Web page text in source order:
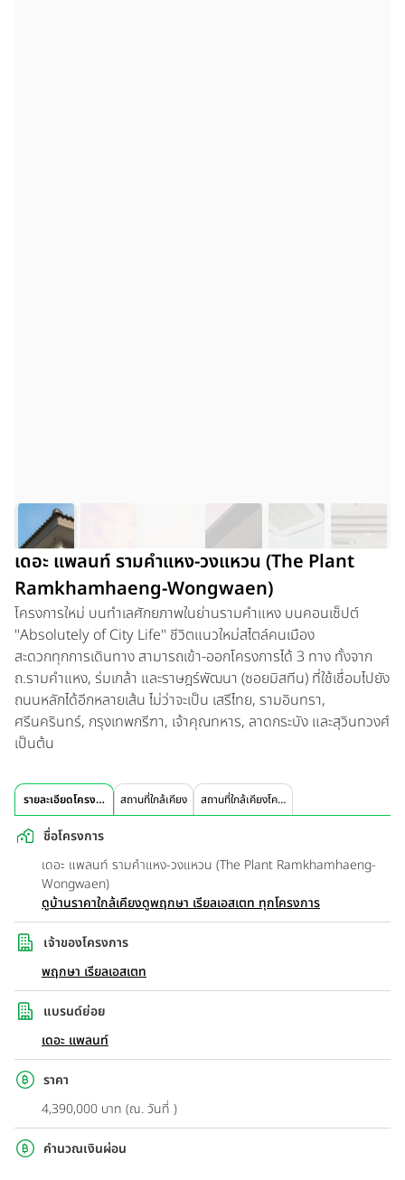
เดอะ แพลนท์ รามคำแหง-วงแหวน (The Plant
Ramkhamhaeng-Wongwaen)
โครงการใหม่ บนทำเลศักยภาพในย่านรามคำแหง บนคอนเซ็ปต์
''Absolutely of City Life'' ชีวิตแนวใหม่สไตล์คนเมือง
สะดวกทุกการเดินทาง สามารถเข้า-ออกโครงการได้ 3 ทาง ทั้งจาก
ถ.รามคำแหง, ร่มเกล้า และราษฎร์พัฒนา (ซอยมิสทีน) ที่ใช้เชื่อมไปยัง
ถนนหลักได้อีกหลายเส้น ไม่ว่าจะเป็น เสรีไทย, รามอินทรา,
ศรีนครินทร์, กรุงเทพกรีฑา, เจ้าคุณทหาร, ลาดกระบัง และสุวินทวงศ์
เป็นต้น
รายละเอียดโครงการ สถานที่ใกล้เคียง สถานที่ใกล้เคียงโครงการ
ชื่อโครงการ
เดอะ แพลนท์ รามคำแหง-วงแหวน (The Plant Ramkhamhaeng-
Wongwaen)
ดูบ้านราคาใกล้เคียงดูพฤกษา เรียลเอสเตท ทุกโครงการ
เจ้าของโครงการ
พฤกษา เรียลเอสเตท
แบรนด์ย่อย
เดอะ แพลนท์
ราคา
4,390,000 บาท (ณ. วันที่ )
คำนวณเงินผ่อน